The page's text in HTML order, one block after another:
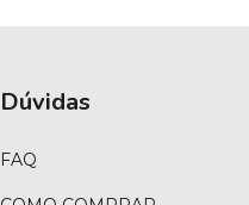
Dúvidas
FAQ